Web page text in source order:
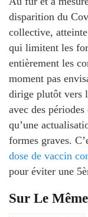
disparition du
collective,
qui limitent les
entièrement les
moment pas
dirige plutôt vers
avec des
qu’une
formes graves.
dose de vaccin
pour éviter une
Sur Le